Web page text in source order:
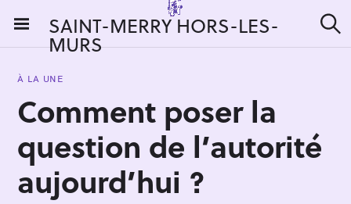
i
SAINT-MERRY HORS-LES-
MURS e
À LA UNE
Comment poser la
question de l’autorité
aujourd’hui ?